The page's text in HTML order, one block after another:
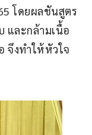
โดยผลชันสูตร
และกล้ามเนื้อ
จึงทำให้หัวใจ